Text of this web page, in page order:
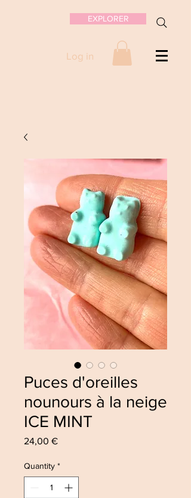
EXPLORER
Log in
Puces d'oreilles
nounours à la neige
ICE MINT
24,00 €Price
Quantity *